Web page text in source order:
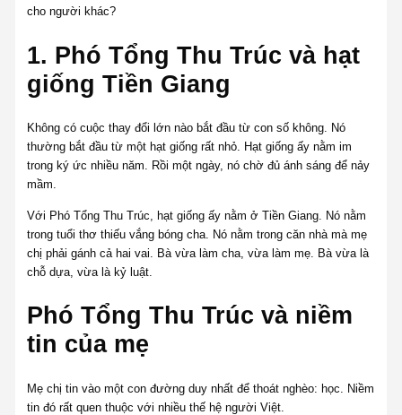
cho người khác?
1. Phó Tổng Thu Trúc và hạt
giống Tiền Giang
Không có cuộc thay đổi lớn nào bắt đầu từ con số không. Nó
thường bắt đầu từ một hạt giống rất nhỏ. Hạt giống ấy nằm im
trong ký ức nhiều năm. Rồi một ngày, nó chờ đủ ánh sáng để nảy
mầm.
Với Phó Tổng Thu Trúc, hạt giống ấy nằm ở Tiền Giang. Nó nằm
trong tuổi thơ thiếu vắng bóng cha. Nó nằm trong căn nhà mà mẹ
chị phải gánh cả hai vai. Bà vừa làm cha, vừa làm mẹ. Bà vừa là
chỗ dựa, vừa là kỷ luật.
Phó Tổng Thu Trúc và niềm
tin của mẹ
Mẹ chị tin vào một con đường duy nhất để thoát nghèo: học. Niềm
tin đó rất quen thuộc với nhiều thế hệ người Việt.